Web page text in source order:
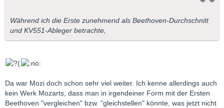
Während ich die Erste zunehmend als Beethoven-Durchschnitt
und KV551-Ableger betrachte,
Da war Mozi doch schon sehr viel weiter. Ich kenne allerdings auch
kein Werk Mozarts, dass man in irgendeiner Form mit der Ersten
Beethoven "vergleichen" bzw. "gleichstellen" könnte, was jetzt nicht